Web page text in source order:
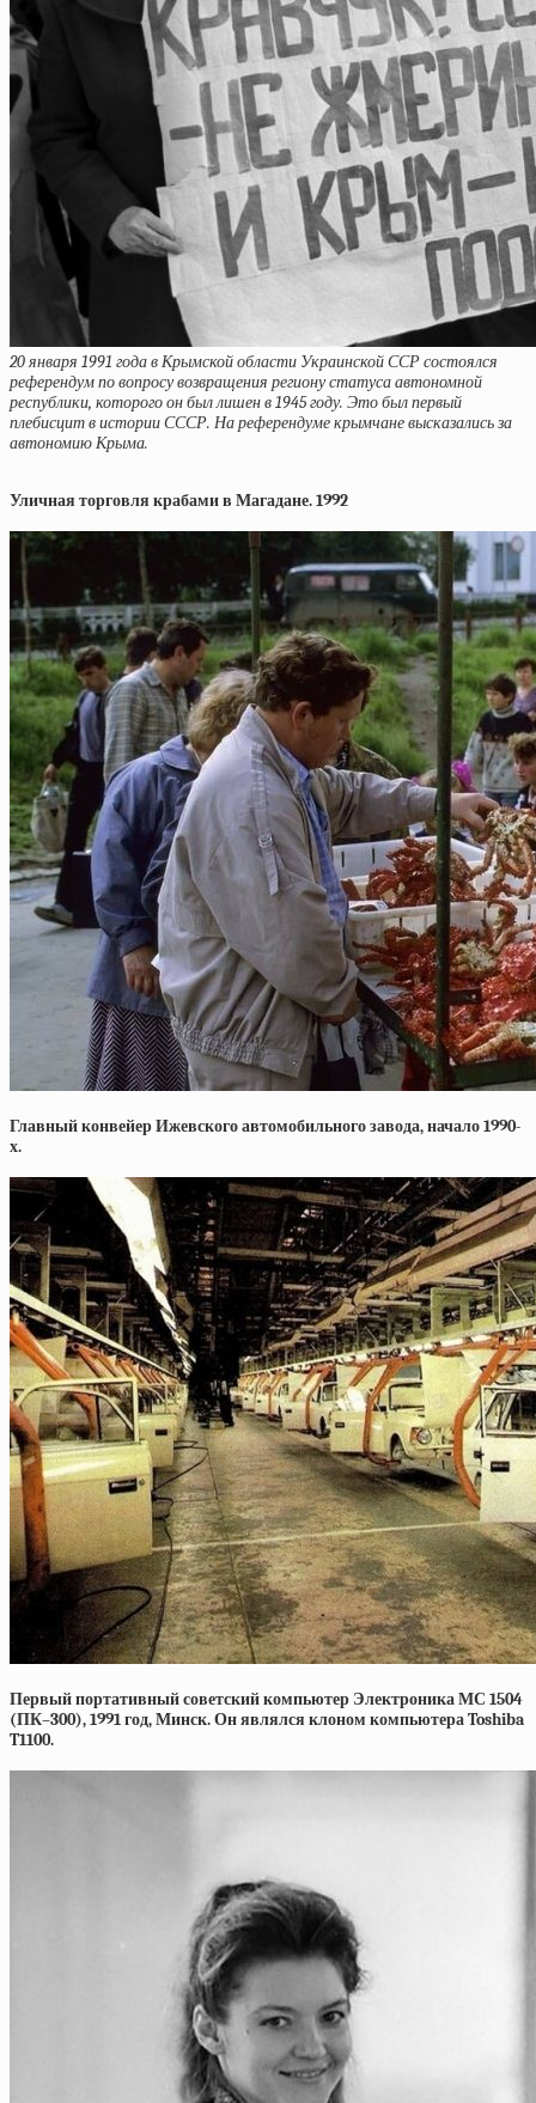
20 января 1991 года в Крымской области Украинской ССР состоялся
референдум по вопросу возвращения региону статуса автономной
республики, которого он был лишен в 1945 году. Это был первый
плебисцит в истории СССР. На референдуме крымчане высказались за
автономию Крыма.
Уличная торговля крабами в Магадане. 1992
Главный конвейер Ижевского автомобильного завода, начало 1990-
х.
Первый портативный советский компьютер Электроника МС 1504
(ПК–300), 1991 год, Минск. Он являлся клоном компьютера Toshiba
T1100.